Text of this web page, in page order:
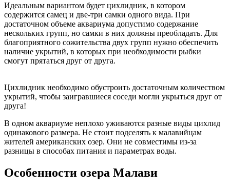
Идеальным вариантом будет цихлидник, в котором
содержится самец и две-три самки одного вида. При
достаточном объеме аквариума допустимо содержание
нескольких групп, но самки в них должны преобладать. Для
благоприятного сожительства двух групп нужно обеспечить
наличие укрытий, в которых при необходимости рыбки
смогут прятаться друг от друга.
Цихлидник необходимо обустроить достаточным количеством
укрытий, чтобы заигравшиеся соседи могли укрыться друг от
друга!
В одном аквариуме неплохо уживаются разные виды цихлид
одинакового размера. Не стоит подселять к малавийцам
жителей американских озер. Они не совместимы из-за
разницы в способах питания и параметрах воды.
Особенности озера Малави